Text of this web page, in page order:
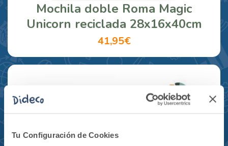
Tu Configuración de Cookies
Mochila doble Roma Magic
Unicorn reciclada 28x16x40cm
41,95€